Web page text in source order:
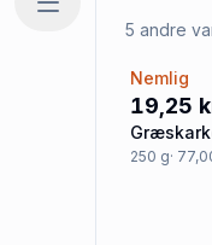
Mere
5 andre
Nemlig
19,25
250 g·